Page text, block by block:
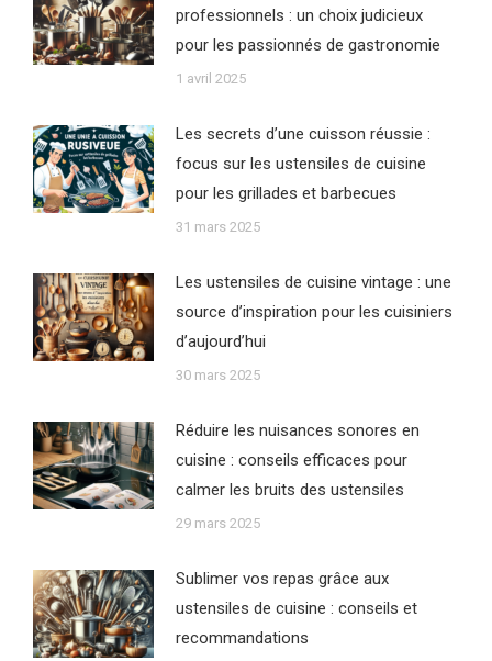
professionnels : un choix judicieux
pour les passionnés de gastronomie
1 avril 2025
Les secrets d’une cuisson réussie :
focus sur les ustensiles de cuisine
pour les grillades et barbecues
31 mars 2025
Les ustensiles de cuisine vintage : une
source d’inspiration pour les cuisiniers
d’aujourd’hui
30 mars 2025
Réduire les nuisances sonores en
cuisine : conseils efficaces pour
calmer les bruits des ustensiles
29 mars 2025
Sublimer vos repas grâce aux
ustensiles de cuisine : conseils et
recommandations